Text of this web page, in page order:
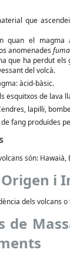
que
quan el
anomenades
que ha perdut
del volcà.
àcid-bàsic.
esquitxos de lava
lapil·li,
fang produïdes
són:
i
dels volcans
de